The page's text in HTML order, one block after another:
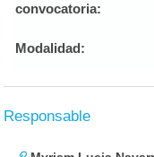
convocatoria:
Modalidad:
Responsable